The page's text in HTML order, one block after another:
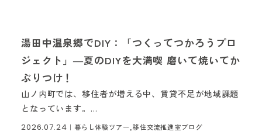
湯田中温泉郷でDIY：「つくってつかろうプロ
ジェクト」―夏のDIYを大満喫 磨いて焼いてか
ぶりつけ！
山ノ内町では、移住者が増える中、賃貸不足が地域課題
となっています。...
2026.07.24 ｜ 暮らし体験ツアー,移住交流推進室ブログ